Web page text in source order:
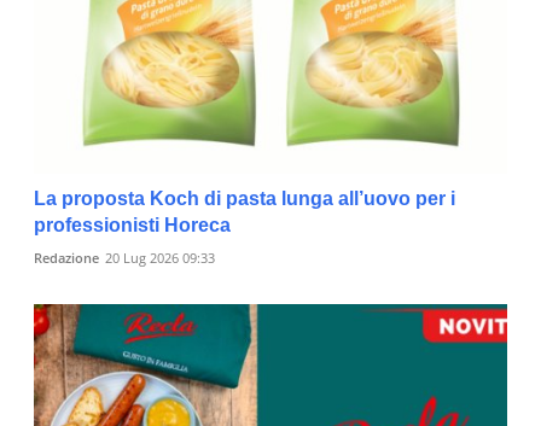
La proposta Koch di pasta lunga all’uovo per i
professionisti Horeca
Redazione 20 Lug 2026 09:33